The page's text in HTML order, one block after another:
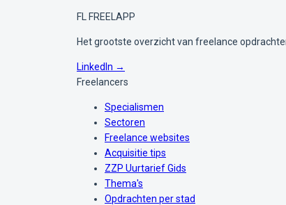
FL FREELAPP
Het grootste overzicht van freelance
LinkedIn →
Freelancers
Specialismen
Sectoren
Freelance websites
Acquisitie tips
ZZP Uurtarief Gids
Thema's
Opdrachten per stad